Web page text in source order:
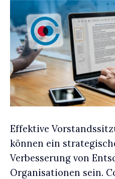
Effektive
können ein
Verbesserung von
Organisationen sein.